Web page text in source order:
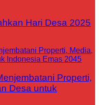
Hari Desa 2025
Properti,
Desa untuk